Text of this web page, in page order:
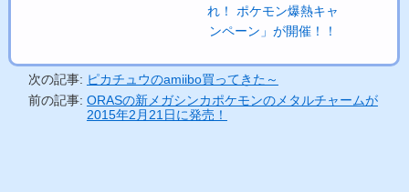
れ！ ポケモン爆熱キャ
ンペーン」が開催！！
次の記事: ピカチュウのamiibo買ってきた～
前の記事: ORASの新メガシンカポケモンのメタルチャームが
2015年2月21日に発売！